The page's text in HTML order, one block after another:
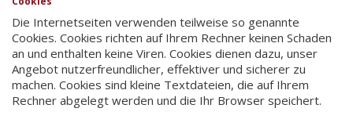
Die Internetseiten verwenden teilweise so genannte
Cookies. Cookies richten auf Ihrem Rechner keinen Schaden
an und enthalten keine Viren. Cookies dienen dazu, unser
Angebot nutzerfreundlicher, effektiver und sicherer zu
machen. Cookies sind kleine Textdateien, die auf Ihrem
Rechner abgelegt werden und die Ihr Browser speichert.